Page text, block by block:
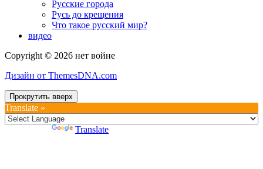
Русские города
Русь до крещения
Что такое русский мир?
видео
Copyright © 2026 нет войне
Дизайн от ThemesDNA.com
Прокрутить вверх
Translate »
Translate